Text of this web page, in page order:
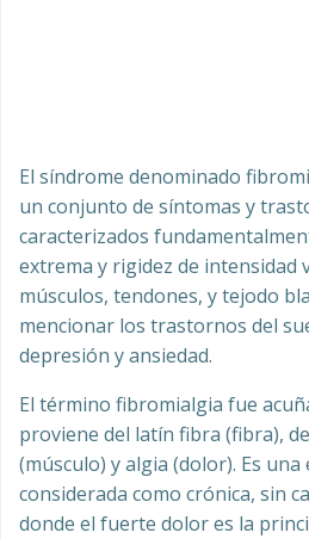
El síndrome denominado
un conjunto de síntomas y
caracterizados
extrema y rigidez de intensidad
músculos, tendones, y tejodo
mencionar los trastornos del
depresión y ansiedad.
El término fibromialgia fue
proviene del latín fibra (fibra),
(músculo) y algia (dolor). Es
considerada como crónica, sin
donde el fuerte dolor es la